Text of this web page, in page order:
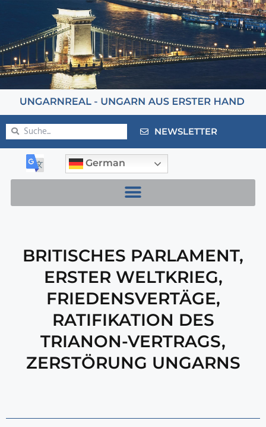
NEWSLETTER
German
BRITISCHES PARLAMENT,
ERSTER WELTKRIEG,
FRIEDENSVERTÄGE,
RATIFIKATION DES
TRIANON-VERTRAGS,
ZERSTÖRUNG UNGARNS